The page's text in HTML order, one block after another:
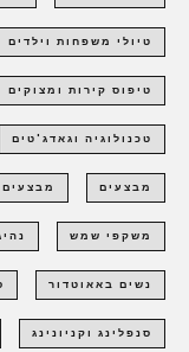
טיולי משפחות וילדים
טיפוס קירות ומצוקים
טכנולוגיה וגאדג'טים
מבצעים מבצעים
משקפי שמש
נשים באאוטדור
סנפלינג וקניונינג